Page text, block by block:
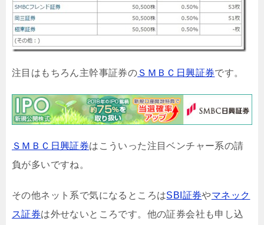
注目はもちろん主幹事証券の ＳＭＢＣ日興証券です。
ＳＭＢＣ日興証券はこういった注目ベンチャー系の請
負が多いですね。
その他ネット系で気になるところはSBI証券やマネック
ス証券は外せないところです。他の証券会社も申し込